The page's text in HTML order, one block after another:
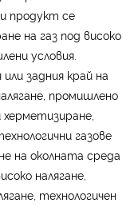
продукт се
на газ под високо
условия.
задния край на
промишлено
херметизиране,
газове
на околната среда
налягане,
технологичен